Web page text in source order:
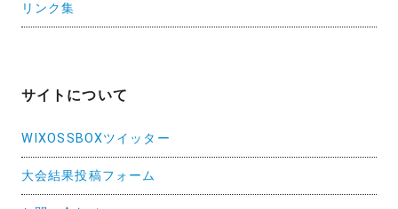
リンク集
サイトについて
WIXOSSBOXツイッター
大会結果投稿フォーム